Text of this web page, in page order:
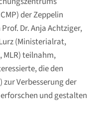
der Zeppelin
Dr. Anja Achtziger,
(Ministerialrat,
teilnahm,
die den
Verbesserung der
und gestalten